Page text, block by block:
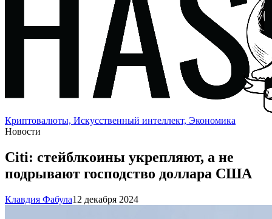
Криптовалюты, Искусственный интеллект, Экономика
Новости
Citi: стейблкоины укрепляют, а не
подрывают господство доллара США
Клавдия Фабула12 декабря 2024